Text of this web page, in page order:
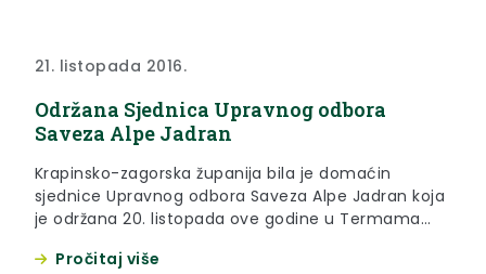
21. listopada 2016.
Održana Sjednica Upravnog odbora
Saveza Alpe Jadran
Krapinsko-zagorska županija bila je domaćin
sjednice Upravnog odbora Saveza Alpe Jadran koja
je održana 20. listopada ove godine u Termama
Pročitaj više